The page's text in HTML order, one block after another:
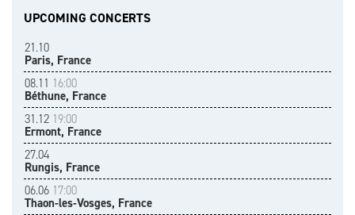
UPCOMING CONCERTS
21.10
Paris, France
08.11 16:00
Béthune, France
31.12 19:00
Ermont, France
27.04
Rungis, France
06.06 17:00
Thaon-les-Vosges, France